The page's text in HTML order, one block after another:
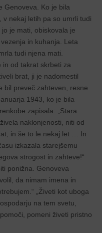
Genoveva. Ko je bila
v nekaj letih pa so umrli tudi
je mati, obiskovala je
in kuhanja. Leta
tudi njena mati.
in od takrat skrbeti za
brat, ji je nadomestil
bil preveč zahteven, resne
1943, ko je bila
zapisala: „Stara
naklonjenosti, niti od
in še to le nekaj let … In
izkazala starejšemu
strogost in zahteve!“
ponižna. Genoveva
da nimam imena in
„Živeti kot uboga
na tem svetu,
pomeni živeti pristno